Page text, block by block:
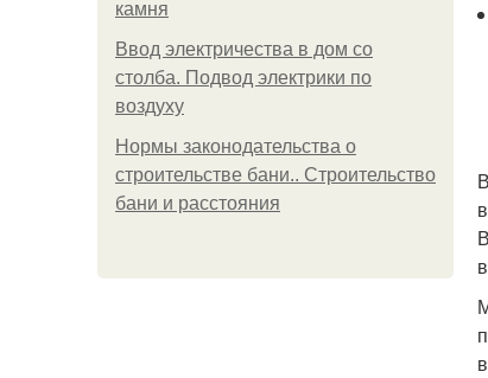
камня
Ввод электричества в дом со
столба. Подвод электрики по
воздуху
Нормы законодательства о
строительстве бани.. Строительство
бани и расстояния